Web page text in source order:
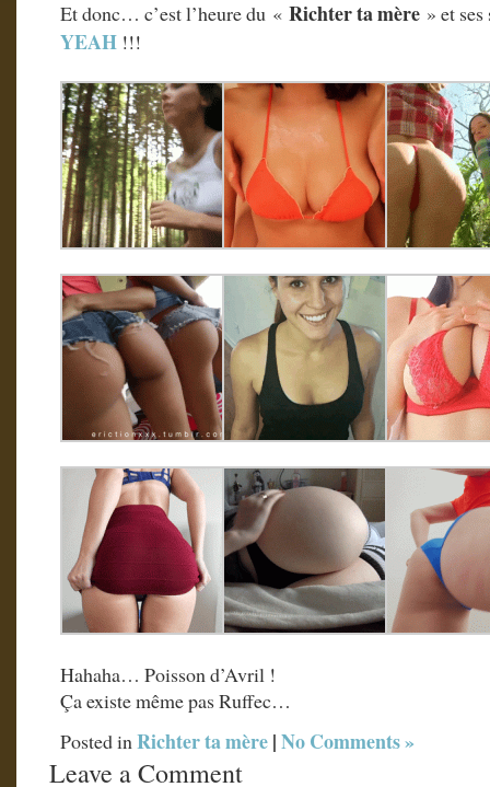
Et donc… c’est l’heure du « Richter ta mère » et
YEAH !!!
Hahaha… Poisson d’Avril !
Ça existe même pas Ruffec…
Posted inRichter ta mère|No Comments »
Leave a Comment